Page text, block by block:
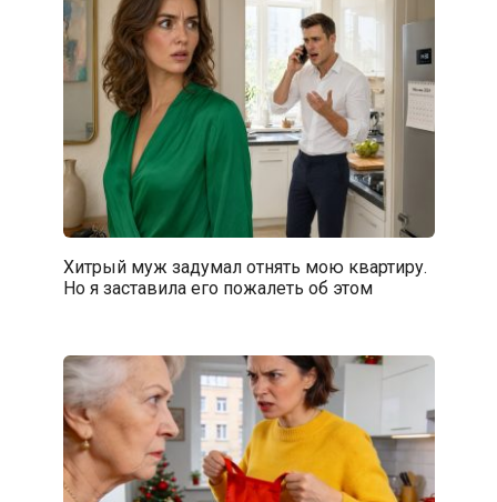
Хитрый муж задумал отнять мою квартиру.
Но я заставила его пожалеть об этом